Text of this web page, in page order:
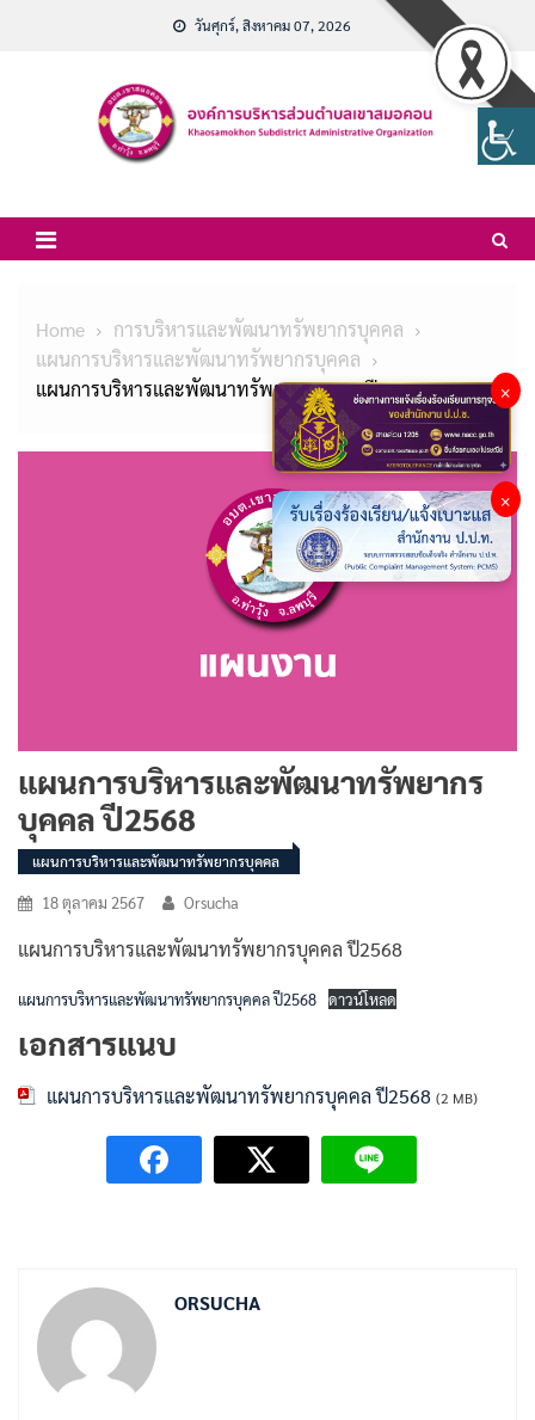
วันศุกร์, สิงหาคม 07, 2026
Home
การบริหารและพัฒนาทรัพยากรบุคคล
แผนการบริหารและพัฒนาทรัพยากรบุคคล
แผนการบริหารและพัฒนาทรัพยากรบุคคล ปี2568
แผนการบริหารและพัฒนาทรัพยากร
บุคคล ปี2568
แผนการบริหารและพัฒนาทรัพยากรบุคคล
18 ตุลาคม 2567 Orsucha
แผนการบริหารและพัฒนาทรัพยากรบุคคล ปี2568
แผนการบริหารและพัฒนาทรัพยากรบุคคล ปี2568 ดาวน์โหลด
เอกสารแนบ
แผนการบริหารและพัฒนาทรัพยากรบุคคล ปี2568 (2 MB)
ORSUCHA
×
×